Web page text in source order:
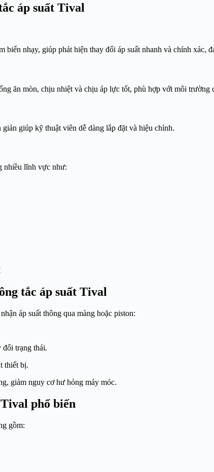
áp suất Tival
biến nhạy, giúp phát hiện thay đổi áp suất nhanh và chính xác,
ăn mòn, chịu nhiệt và chịu áp lực tốt, phù hợp với môi trường
giúp kỹ thuật viên dễ dàng lắp đặt và hiệu chỉnh.
nhiều lĩnh vực như:
tắc áp suất Tival
áp suất thông qua màng hoặc piston:
đổi trạng thái.
thiết bị.
giảm nguy cơ hư hỏng máy móc.
phổ biến
gồm: